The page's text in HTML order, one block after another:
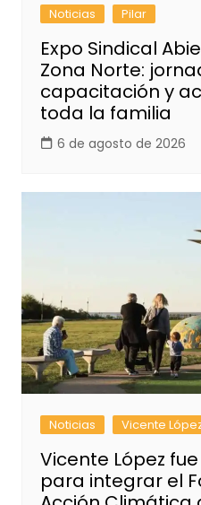
Noticias Pilar
Expo Sindical
Zona Norte:
capacitación y
toda la familia
6 de agosto de 2026
Noticias Vicente
Vicente López
para integrar el